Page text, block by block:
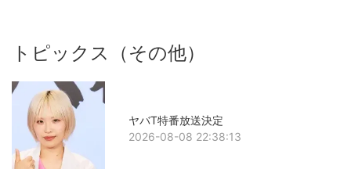
トピックス（その他）
ヤバT特番放送決定
2026-08-08 22:38:13